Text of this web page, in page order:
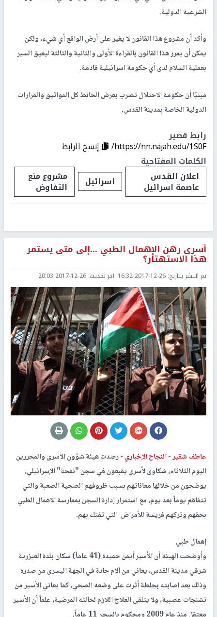
الشرعية الدولية.
وأكد أن مشروع هذا القانون لا يغير على أرض الواقع أي شيء، ولكن
يمكن أن يمرر هذا القانون بالقراءة الأولى والثانية والثالثة ليعيق السير
بعملية السلام لدى أي حكومة اسرائيلية قادمة.
مبنيًا أن حكومة الاحتلال تضرب بعرض الحائط كل المواثيق والقرارات
الدولية الخاصة بمدينة القدس.
رابط قصير
https://nn.najah.edu/1S0F/
إنسخ الرابط
الكلمات المفتاحية
اعلان القدس
عاصمة اسرائيل اسرائيل مشروع منع
التفاوض
أسرى رهن الإهمال الطبي ...إلى متى يستمر
هذا الاستهتار؟
تم النشر بتاريخ: 2017-12-26 16:32 اخر تحديث: 2017-12-26 20:03
عاطف شقير-النجاح الإخباري -رصدت هيئة شؤون الأسرى والمحررين
اليوم الثلاثاء، شكاوى لأسرى يقبعون في سجن "نفحة" الإسرائيلي،
يوضحون من خلالها معاناتهم بسبب ظروفهم الصحية الصعبة والتي
تتفاقم يوماً بعد يوم، مع استمرار إدارة السجن بممارسة الاهمال الطبي
بحقهم وتركهم فريسة للأمراض التي تفتك بهم.
إهمال طبي
وأوضحت الهيئة أن الأسير أيمن حميدة (41 عاماً) سكان بلدة العيزرية
شرقي مدينة القدس، يعاني من آلام حادة في الجهة اليسرى من صدره
وذلك بعد اصابته بجلطة أثرت على وضعه الصحي، كما يعاني الأسير من
تشنجات عصبية، ولا يتلقى العلاج اللازم لحالته المرضية، علماً أن الأسير